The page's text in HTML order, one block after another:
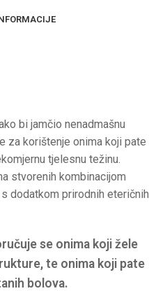
bi jamčio nenadmašnu
za korištenje onima koji pate
tjelesnu težinu.
stvorenih kombinacijom
dodatkom prirodnih eteričnih
se onima koji žele
te onima koji pate
bolova.